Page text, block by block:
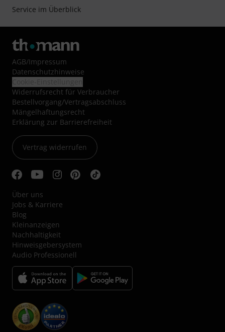
Service im Überblick
AGB/Impressum
Datenschutzhinweise
Widerrufsrecht für Verbraucher
Bestellvorgang/Vertragsabschluss
Mängelhaftungsrecht
Erklärung zur Barrierefreiheit
Vertrag widerrufen
Über uns
Jobs & Karriere
Blog
Kleinanzeigen
Nachhaltigkeit
Hinweisgebersystem
Audio Professionell